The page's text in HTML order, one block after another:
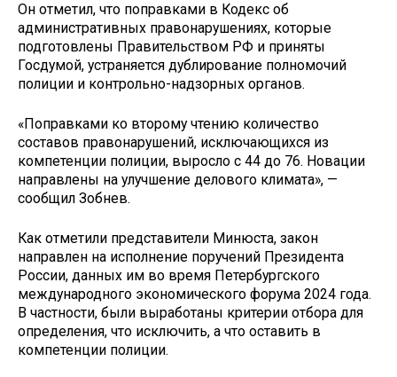
Он отметил, что поправками в Кодекс об
административных правонарушениях, которые
подготовлены Правительством РФ и приняты
Госдумой, устраняется дублирование полномочий
полиции и контрольно-надзорных органов.
«Поправками ко второму чтению количество
составов правонарушений, исключающихся из
компетенции полиции, выросло с 44 до 76. Новации
направлены на улучшение делового климата», —
сообщил Зобнев.
Как отметили представители Минюста, закон
направлен на исполнение поручений Президента
России, данных им во время Петербургского
международного экономического форума 2024 года.
В частности, были выработаны критерии отбора для
определения, что исключить, а что оставить в
компетенции полиции.